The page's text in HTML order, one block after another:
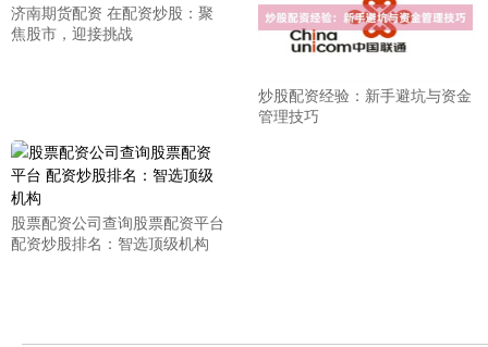
济南期货配资 在配资炒股：聚
焦股市，迎接挑战
炒股配资经验：新手避坑与资金
管理技巧
股票配资公司查询股票配资平台
配资炒股排名：智选顶级机构